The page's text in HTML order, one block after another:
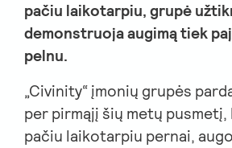
pačiu laikotarpiu, grupė
demonstruoja augimą tiek
pelnu.
„Civinity“ įmonių grupės
per pirmąjį šių metų
pačiu laikotarpiu pernai,